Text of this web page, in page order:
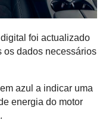
foi actualizado
os dados necessários
azul a indicar uma
energia do motor